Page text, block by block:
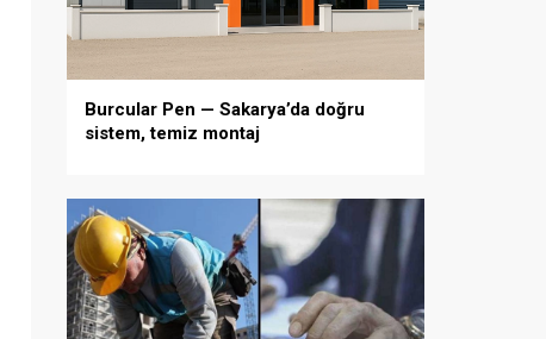
Burcular Pen — Sakarya’da doğru
sistem, temiz montaj